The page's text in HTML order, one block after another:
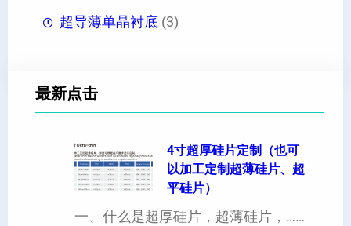
超导薄单晶衬底 (3)
最新点击
4寸超厚硅片定制（也可
以加工定制超薄硅片、超
平硅片）
一、什么是超厚硅片，超薄硅片，……